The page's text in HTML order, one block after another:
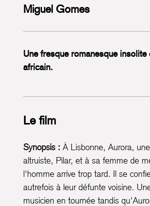
Miguel Gomes
Une fresque romanesque
africain.
Le film
Synopsis : À Lisbonne, Aurora,
altruiste, Pilar, et à sa femme de
l'homme arrive trop tard. Il se
autrefois à leur défunte voisine.
musicien en tournée tandis